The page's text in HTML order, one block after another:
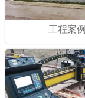
工程案例